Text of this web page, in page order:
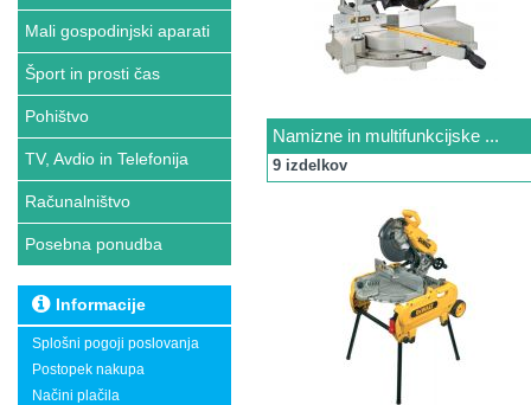
Mali gospodinjski aparati
Šport in prosti čas
Pohištvo
TV, Avdio in Telefonija
Računalništvo
Posebna ponudba
Informacije
Splošni pogoji poslovanja
Postopek nakupa
Načini plačila
Namizne in multifunkcijske ...
9 izdelkov